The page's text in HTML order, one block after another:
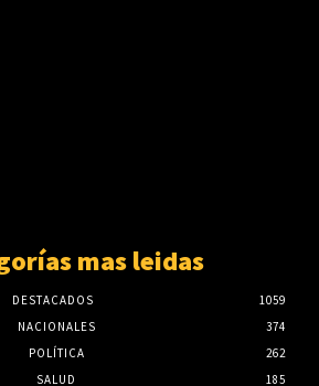
mas leidas
DESTACADOS
1059
NACIONALES
374
POLÍTICA
262
SALUD
185